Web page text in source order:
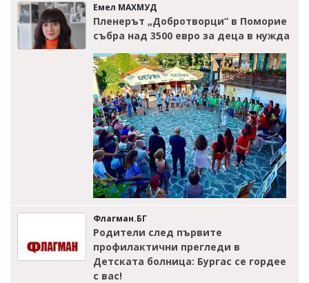
Емел МАХМУД
Пленерът „Добротворци“ в Поморие
събра над 3500 евро за деца в нужда
Флагман.БГ
Родители след първите
профилактични прегледи в
Детската болница: Бургас се гордее
с вас!